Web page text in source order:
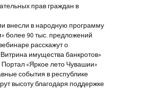
прав граждан в
внесли в народную программу
более 90 тыс. предложений
расскажут о
имущества банкротов»
«Яркое лето Чувашии»
события в республике
высоту благодаря поддержке